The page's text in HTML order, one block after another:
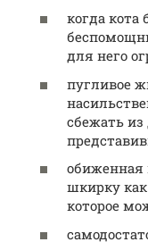
когда кота
для него
пугливое
сбежать
обиженная
шкирку как
которое